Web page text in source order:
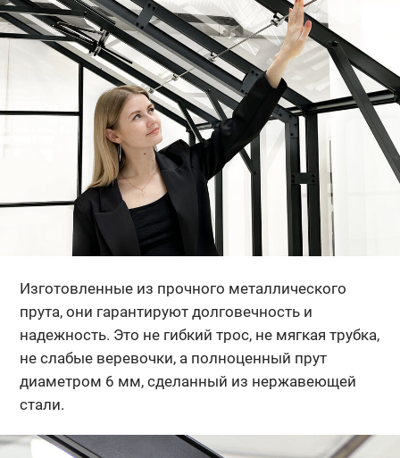
Изготовленные из прочного металлического
прута, они гарантируют долговечность и
надежность. Это не гибкий трос, не мягкая трубка,
не слабые веревочки, а полноценный прут
диаметром 6 мм, сделанный из нержавеющей
стали.